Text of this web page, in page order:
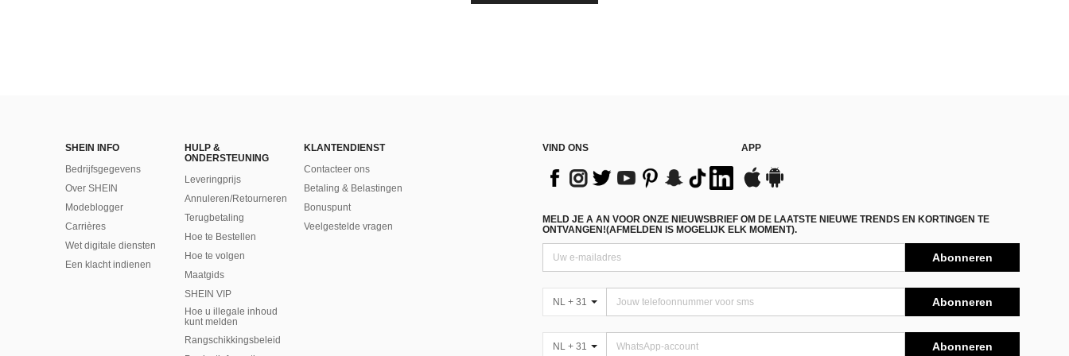
SHEIN INFO
Bedrijfsgegevens
Over SHEIN
Modeblogger
Carrières
Wet digitale diensten
Een klacht indienen
HULP &
ONDERSTEUNING
Leveringprijs
Annuleren/Retourneren
Terugbetaling
Hoe te Bestellen
Hoe te volgen
Maatgids
SHEIN VIP
Hoe u illegale inhoud
kunt melden
Rangschikkingsbeleid
KLANTENDIENST
Contacteer ons
Betaling & Belastingen
Bonuspunt
Veelgestelde vragen
VIND ONS APP
MELD JE A AN VOOR ONZE NIEUWSBRIEF OM DE LAATSTE NIEUWE TRENDS EN KORTINGEN TE
ONTVANGEN!(AFMELDEN IS MOGELIJK ELK MOMENT).
Abonneren
NL + 31 Abonneren
NL + 31 Abonneren